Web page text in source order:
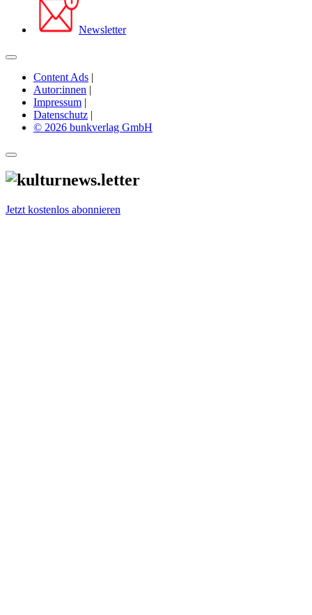
Newsletter
Content Ads |
Autor:innen |
Impressum |
Datenschutz |
© 2026 bunkverlag GmbH
Jetzt kostenlos abonnieren